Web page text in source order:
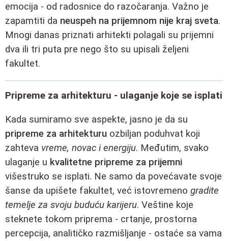
emocija - od radosnice do razočaranja. Važno je
zapamtiti da neuspeh na prijemnom nije kraj sveta.
Mnogi danas priznati arhitekti polagali su prijemni
dva ili tri puta pre nego što su upisali željeni
fakultet.
Pripreme za arhitekturu - ulaganje koje se isplati
Kada sumiramo sve aspekte, jasno je da su
pripreme za arhitekturu ozbiljan poduhvat koji
zahteva vreme, novac i energiju. Međutim, svako
ulaganje u kvalitetne pripreme za prijemni
višestruko se isplati. Ne samo da povećavate svoje
šanse da upišete fakultet, već istovremeno gradite
temelje za svoju buduću karijeru. Veštine koje
steknete tokom priprema - crtanje, prostorna
percepcija, analitičko razmišljanje - ostaće sa vama